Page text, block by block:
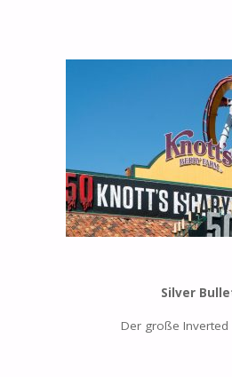
Silver
Der große Inverted